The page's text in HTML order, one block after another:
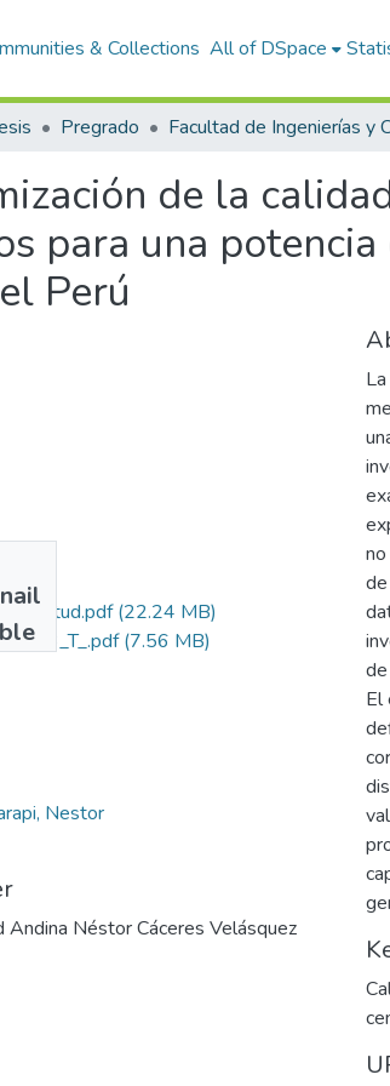
& Collections All of DSpace
Pregrado
de la
para una
Perú
Similitud.pdf(22.24 MB)
(7.56 MB)
Nestor
Andina Néstor Cáceres Velásquez
El